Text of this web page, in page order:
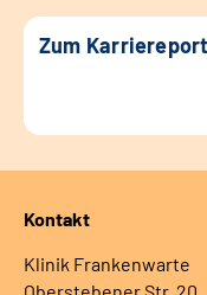
Zum
Kontakt
Klinik Frankenwarte